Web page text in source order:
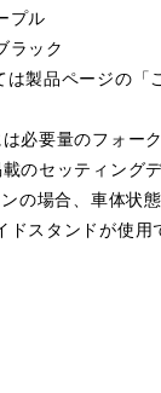
プル
ラック
製品ページの「
必要量のフォー
のセッティング
の場合、車体状
ドスタンドが使用